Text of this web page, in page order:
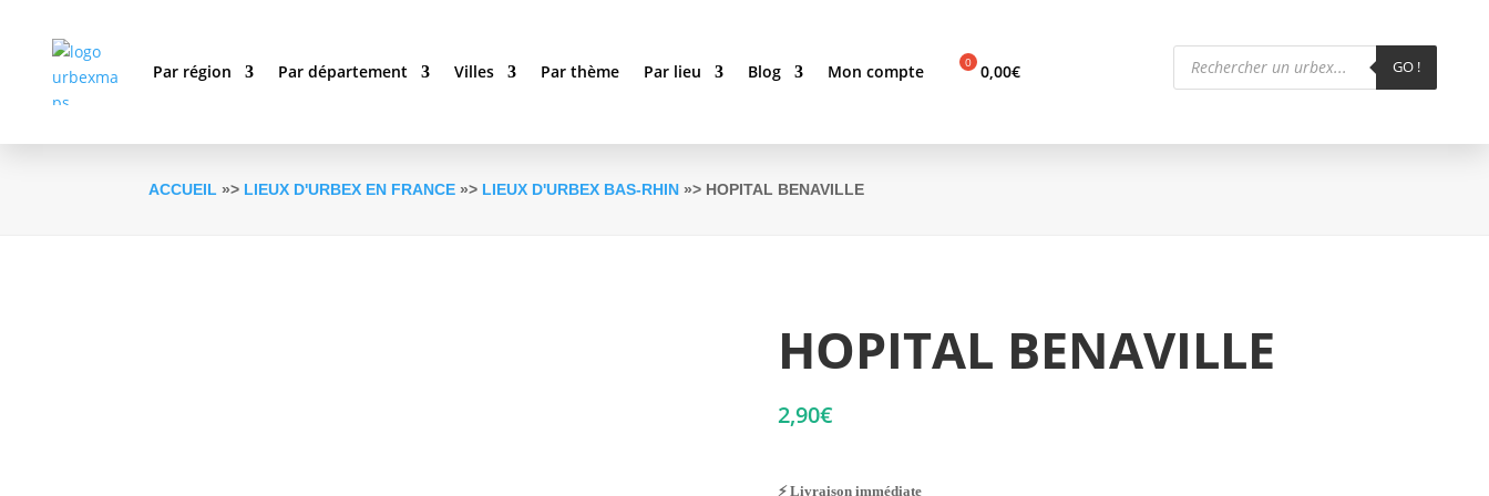
Par région Par département Villes Par thème Par lieu Blog Mon compte 0,00€
Recherche
de
produits
GO !
ACCUEIL »> LIEUX D'URBEX EN FRANCE »> LIEUX D'URBEX BAS-RHIN »> HOPITAL BENAVILLE
HOPITAL BENAVILLE
2,90€
⚡ Livraison immédiate